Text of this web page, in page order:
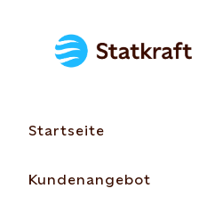
Startseite
Kundenangebot